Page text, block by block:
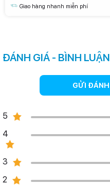
Giao hàng nhanh miễn phí
ĐÁNH GIÁ - BÌNH LUẬN
GỬI ĐÁNH
5
4
3
2